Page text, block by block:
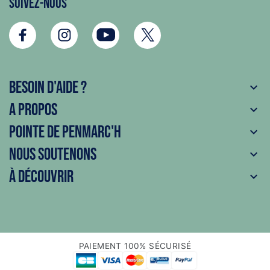
Besoin d'aide ? 
A propos 
Pointe de Penmarc'h 
Nous soutenons 
À découvrir 
PAIEMENT 100% SÉCURISÉ